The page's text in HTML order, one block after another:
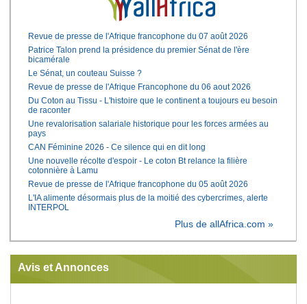
Revue de presse de l'Afrique francophone du 07 août 2026
Patrice Talon prend la présidence du premier Sénat de l'ère
bicamérale
Le Sénat, un couteau Suisse ?
Revue de presse de l'Afrique Francophone du 06 aout 2026
Du Coton au Tissu - L'histoire que le continent a toujours eu besoin
de raconter
Une revalorisation salariale historique pour les forces armées au
pays
CAN Féminine 2026 - Ce silence qui en dit long
Une nouvelle récolte d'espoir - Le coton Bt relance la filière
cotonnière à Lamu
Revue de presse de l'Afrique francophone du 05 août 2026
L'IA alimente désormais plus de la moitié des cybercrimes, alerte
INTERPOL
Plus de allAfrica.com »
Avis et Annonces